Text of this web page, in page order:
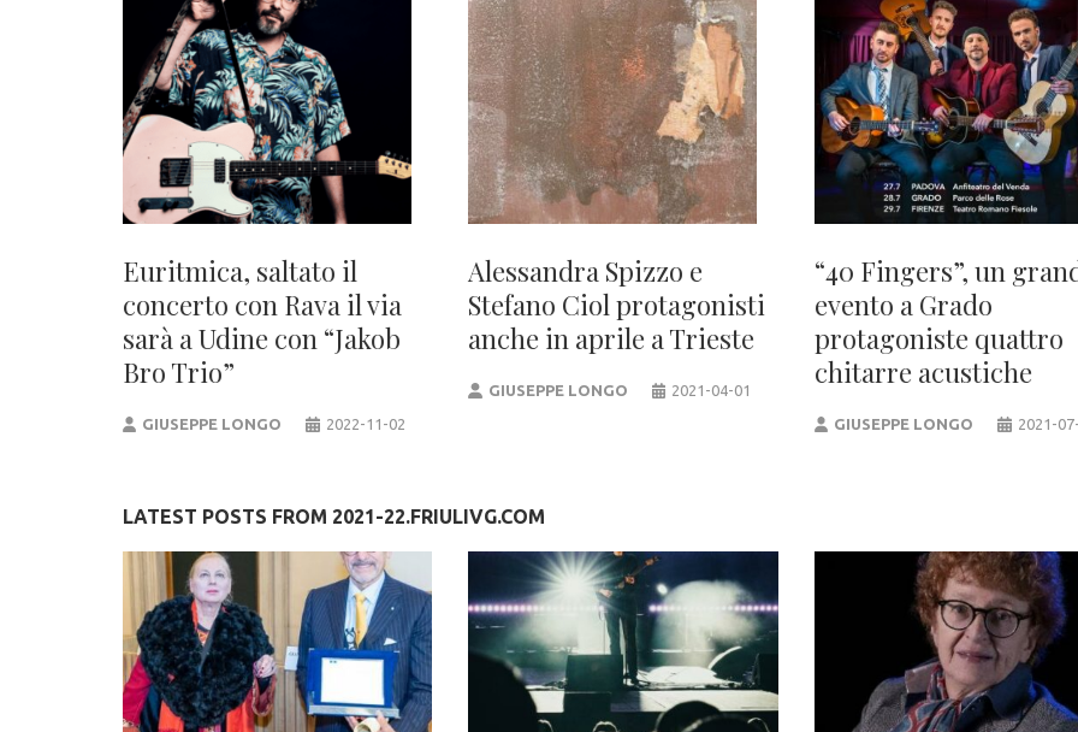
Euritmica, saltato il
concerto con Rava il via
sarà a Udine con “Jakob
Bro Trio”
GIUSEPPE LONGO 2022-11-02
Alessandra Spizzo e
Stefano Ciol protagonisti
anche in aprile a Trieste
GIUSEPPE LONGO 2021-04-01
“40 Fingers”, un
evento a Grado
protagoniste quattro
chitarre acustiche
GIUSEPPE LONGO 2021-
LATEST POSTS FROM 2021-22.FRIULIVG.COM